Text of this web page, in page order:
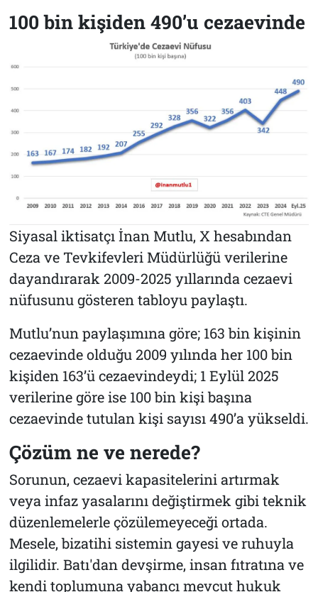
100 bin kişiden 490’u cezaevinde
Siyasal iktisatçı İnan Mutlu, X hesabından
Ceza ve Tevkifevleri Müdürlüğü verilerine
dayandırarak 2009-2025 yıllarında cezaevi
nüfusunu gösteren tabloyu paylaştı.
Mutlu’nun paylaşımına göre; 163 bin kişinin
cezaevinde olduğu 2009 yılında her 100 bin
kişiden 163’ü cezaevindeydi; 1 Eylül 2025
verilerine göre ise 100 bin kişi başına
cezaevinde tutulan kişi sayısı 490’a yükseldi.
Çözüm ne ve nerede?
Sorunun, cezaevi kapasitelerini artırmak
veya infaz yasalarını değiştirmek gibi teknik
düzenlemelerle çözülemeyeceği ortada.
Mesele, bizatihi sistemin gayesi ve ruhuyla
ilgilidir. Batı'dan devşirme, insan fıtratına ve
kendi toplumuna yabancı mevcut hukuk